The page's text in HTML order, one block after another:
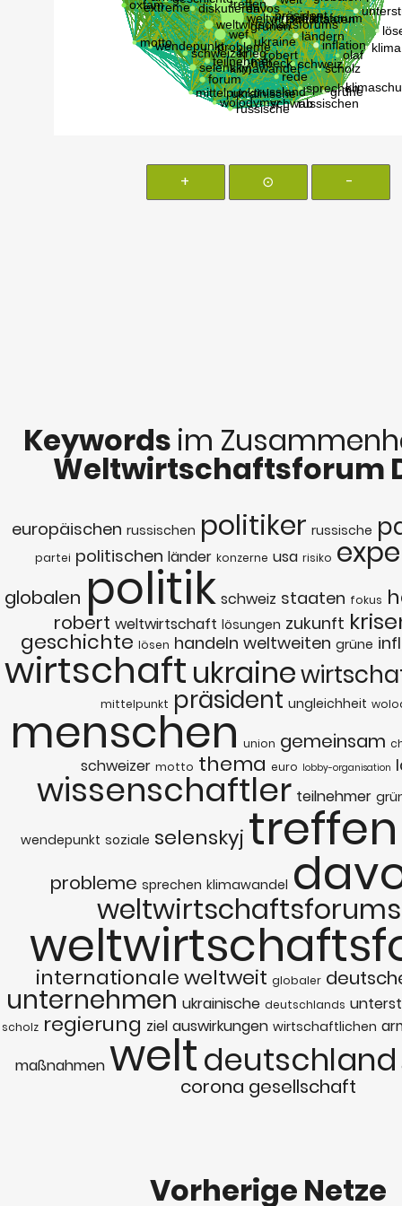
+ ⊙ -
Keywords im
Weltwirtschaftsforum
europäischen russischen politiker russische
partei politischen länder konzerne usa risiko
globalen politik schweiz staaten fokus
robert weltwirtschaft lösungen zukunft
geschichte lösen handeln weltweiten grüne
wirtschaft ukraine
mittelpunkt präsident ungleichheit
menschen union gemeinsam
schweizer motto thema euro lobby-organisation
wissenschaftler teilnehmer
wendepunkt soziale selenskyj treffen
probleme sprechen klimawandel
weltwirtschaftsforums
internationaleweltweit globaler
unternehmen ukrainische deutschlands
scholz regierung ziel auswirkungen wirtschaftlichen
maßnahmen weltdeutschland
corona gesellschaft
Vorherige Netze